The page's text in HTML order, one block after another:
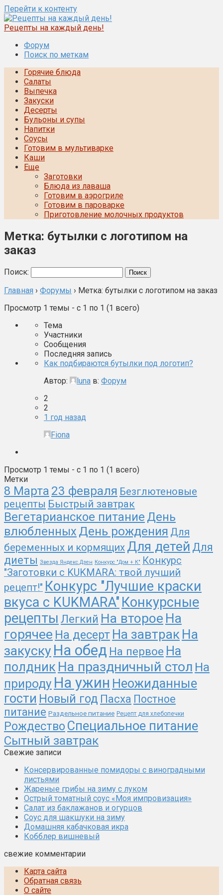
Перейти к контенту
Рецепты на каждый день!
Форум
Поиск по меткам
Горячие блюда
Салаты
Выпечка
Закуски
Десерты
Бульоны и супы
Напитки
Соусы
Готовим в мультиварке
Каши
Еще
Заготовки
Блюда из лаваша
Готовим в аэрогриле
Готовим в пароварке
Приготовление молочных продуктов
Метка: бутылки с логотипом на
заказ
Поиск:
Главная › Форумы › Метка: бутылки с логотипом на заказ
Просмотр 1 темы - с 1 по 1 (1 всего)
Тема
Участники
Сообщения
Последняя запись
Как подбираются бутылки под логотип?
Автор:
luna в: Форум
2
2
1 год назад
Fiona
Просмотр 1 темы - с 1 по 1 (1 всего)
Метки
8 Марта 23 февраля Безглютеновые
рецепты Быстрый завтрак
Вегетарианское питание День
влюбленных День рождения Для
беременных и кормящих Для детей Для
диеты Звезда Яндекс.Дзен Конкурс "Дом + К" Конкурс
"Заготовки с KUKMARA: твой лучший
рецепт!" Конкурс "Лучшие краски
вкуса с KUKMARA" Конкурсные
рецепты Легкий На второе На
горячее На десерт На завтрак На
закуску На обед На первое На
полдник На праздничный стол На
природу На ужин Неожиданные
гости Новый год Пасха Постное
питание Раздельное питание Рецепт для хлебопечки
Рождество Специальное питание
Сытный завтрак
Свежие записи
Консервированные помидоры с виноградными
листьями
Жареные грибы на зиму с луком
Острый томатный соус «Моя импровизация»
Салат из баклажанов и огурцов
Соус для шакшуки на зиму
Домашняя кабачковая икра
Кобблер вишневый
свежие комментарии
Карта сайта
Обратная связь
О сайте